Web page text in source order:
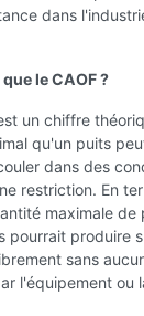
dans
le CAOF ?
un chiffre
qu'un puits
dans des
restriction. En
maximale de
pourrait produire
sans
l'équipement ou